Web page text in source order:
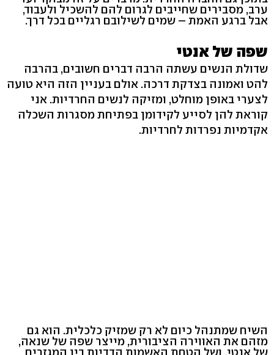
ערב, מסבירים שחייבים לגרום להם להשכיל ולעבוד,
אבל ברגע האמת – שמים לשילובם רגליים בכל דרך.
שפה של אנטי
שדולת הנשים עשתה הרבה דברים חשובים, בהרבה
להט ואמונה בצדקת דרכה. אולם בעניין הזה היא טועה
לצערי באופן מוחלט, ומזיקה לנשים החרדיות. אני
קוראת להן לסייע לקידומן בפתיחת מסגרות השכלה
אקדמיות נפרדות לחרדיות.
השיח שמתנהל כיום לא רק שמזיק כלכלית. הוא גם
מזהם את האווירה הציבורית, מייצר שפה של שנאה,